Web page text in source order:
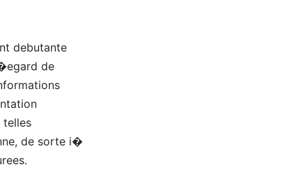
debutante
de
telles
de sorte i�